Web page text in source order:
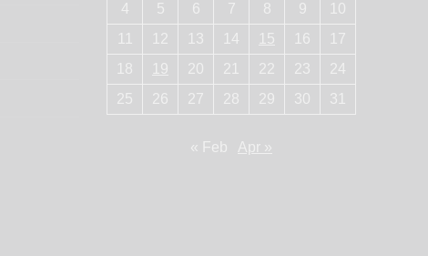
4
5 6 7 8 9
10
12 13 14 15 16
17
18
19 20 21 22 23
24
25
26 27 28 29 30 31
« Feb Apr »